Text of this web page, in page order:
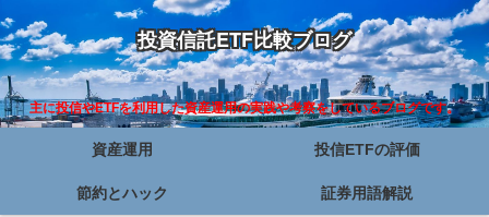
投資信託ETF比較ブログ
主に投信やETFを利用した資産運用の実践や考察をしているブログです。
資産運用 投信ETFの評価
節約とハック 証券用語解説